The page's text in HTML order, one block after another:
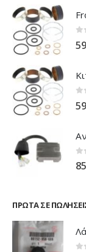
0
ΠΡΏΤΑ ΣΕ